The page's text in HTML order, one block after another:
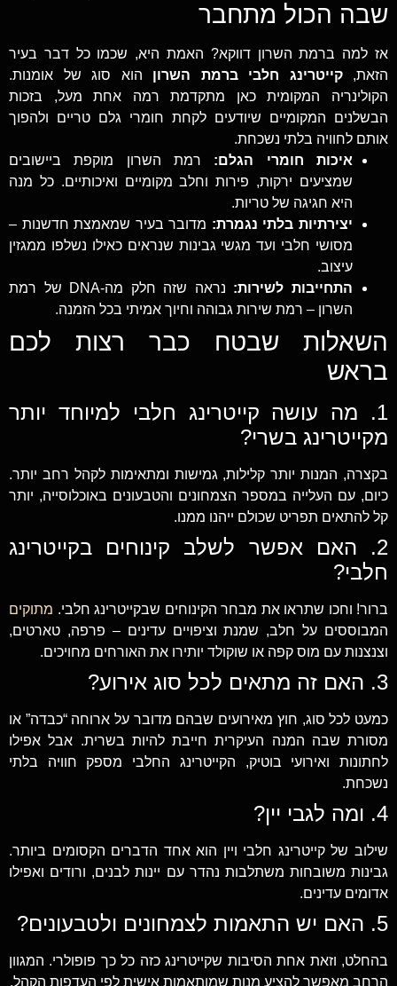
שבה הכול מתחבר
אז למה ברמת השרון דווקא? האמת היא, שכמו כל דבר בעיר
הזאת,קייטרינג חלבי ברמת השרון הוא סוג של אומנות.
הקולינריה המקומית כאן מתקדמת רמה אחת מעל, בזכות
הבשלנים המקומיים שיודעים לקחת חומרי גלם טריים ולהפוך
אותם לחוויה בלתי נשכחת.
איכות חומרי הגלם: רמת השרון מוקפת ביישובים
שמציעים ירקות, פירות וחלב מקומיים ואיכותיים. כל מנה
היא חגיגה של טריות.
יצירתיות בלתי נגמרת: מדובר בעיר שמאמצת חדשנות –
מסושי חלבי ועד מגשי גבינות שנראים כאילו נשלפו ממגזין
עיצוב.
התחייבות לשירות:
נראה שזה חלק מה-DNA של רמת
השרון – רמת שירות גבוהה וחיוך אמיתי בכל הזמנה.
השאלות שבטח כבר רצות לכם
בראש
1. מה עושה קייטרינג חלבי למיוחד יותר
מקייטרינג בשרי?
בקצרה, המנות יותר קלילות, גמישות ומתאימות לקהל רחב יותר.
כיום, עם העלייה במספר הצמחונים והטבעונים באוכלוסייה, יותר
קל להתאים תפריט שכולם ייהנו ממנו.
2. האם אפשר לשלב קינוחים בקייטרינג
חלבי?
ברור! וחכו שתראו את מבחר הקינוחים שבקייטרינג חלבי. מתוקים
המבוססים על חלב, שמנת וציפויים עדינים – פרפה, טארטים,
וצנצנות עם מוס קפה או שוקולד יותירו את האורחים מחויכים.
3. האם זה מתאים לכל סוג אירוע?
כמעט לכל סוג, חוץ מאירועים שבהם מדובר על ארוחה “כבדה” או
מסורת שבה המנה העיקרית חייבת להיות בשרית. אבל אפילו
לחתונות ואירועי בוטיק, הקייטרינג החלבי מספק חוויה בלתי
נשכחת.
4. ומה לגבי יין?
שילוב של קייטרינג חלבי ויין הוא אחד הדברים הקסומים ביותר.
גבינות משובחות משתלבות נהדר עם יינות לבנים, ורודים ואפילו
אדומים עדינים.
5. האם יש התאמות לצמחונים ולטבעונים?
בהחלט, וזאת אחת הסיבות שקייטרינג כזה כל כך פופולרי. המגוון
הרחב מאפשר להציע מנות שמותאמות אישית לפי העדפות הקהל.